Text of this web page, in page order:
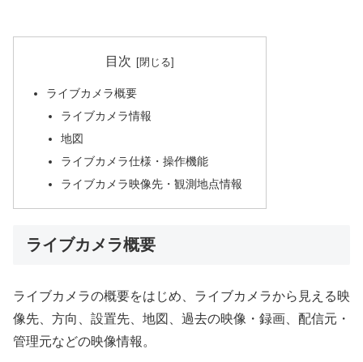
目次
ライブカメラ概要
ライブカメラ情報
地図
ライブカメラ仕様・操作機能
ライブカメラ映像先・観測地点情報
ライブカメラ概要
ライブカメラの概要をはじめ、ライブカメラから見える映
像先、方向、設置先、地図、過去の映像・録画、配信元・
管理元などの映像情報。